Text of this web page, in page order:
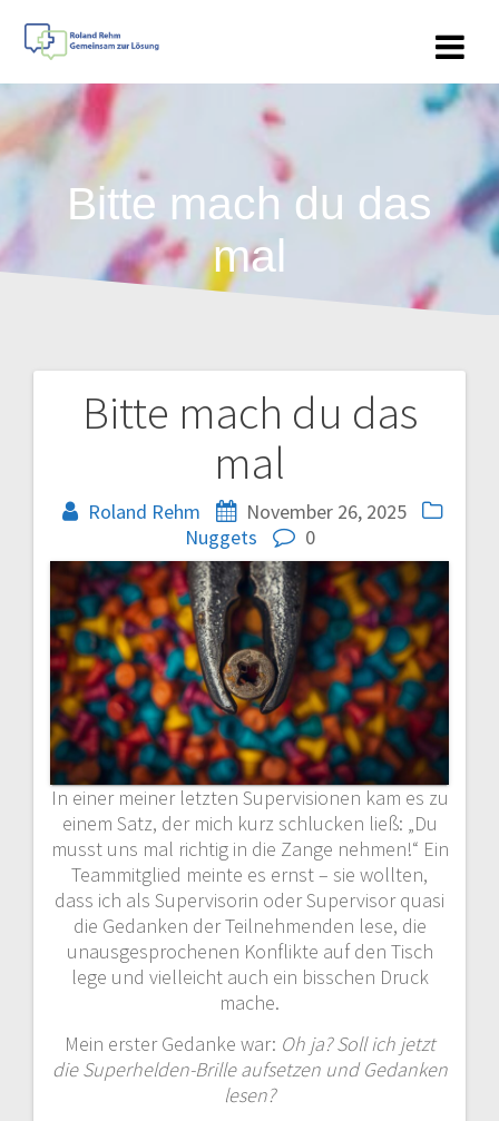
Bitte mach du das
mal
Bitte mach du das
mal
Roland Rehm
November 26, 2025
Nuggets
0
In einer meiner letzten Supervisionen kam es zu
einem Satz, der mich kurz schlucken ließ: „Du
musst uns mal richtig in die Zange nehmen!“ Ein
Teammitglied meinte es ernst – sie wollten,
dass ich als Supervisorin oder Supervisor quasi
die Gedanken der Teilnehmenden lese, die
unausgesprochenen Konflikte auf den Tisch
lege und vielleicht auch ein bisschen Druck
mache.
Mein erster Gedanke war: Oh ja? Soll ich jetzt
die Superhelden-Brille aufsetzen und Gedanken
lesen?
Beitragsnavigation